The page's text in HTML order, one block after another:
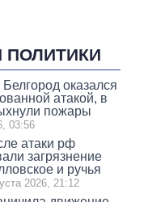
ПОЛИТИКИ
Белгород оказался
атакой, в
пожары
03:56
атаки рф
загрязнение
и ручья
2026, 21:12